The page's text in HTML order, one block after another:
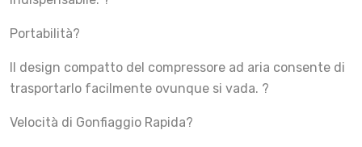
Portabilità?
Il design compatto del compressore ad aria consente di
trasportarlo facilmente ovunque si vada. ?
Velocità di Gonfiaggio Rapida?